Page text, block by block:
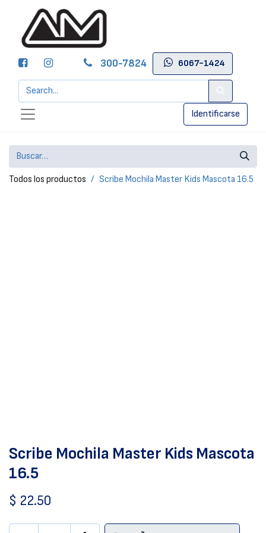
300-7824 6067-1424
Identificarse
Todos los productos Scribe Mochila Master Kids Mascota 16.5
Scribe Mochila Master Kids Mascota
16.5
$ 22.50